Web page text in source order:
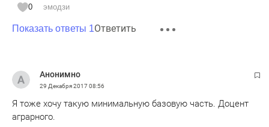
0 эмодзи
Показать ответы 1Ответить
Анонимно
29 Декабря 201708:56
Я тоже хочу такую минимальную базовую часть. Доцент
аграрного.